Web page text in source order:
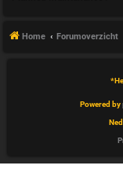
A Home Forumoverzicht
*
Powered by